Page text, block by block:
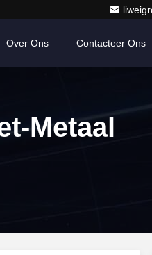
Over Ons Contacteer Ons
Metaal